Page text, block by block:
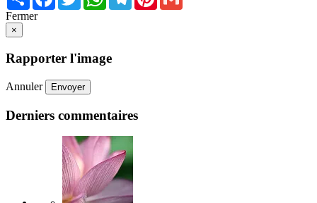
Fermer
×
Rapporter l'image
Annuler Envoyer
Derniers commentaires